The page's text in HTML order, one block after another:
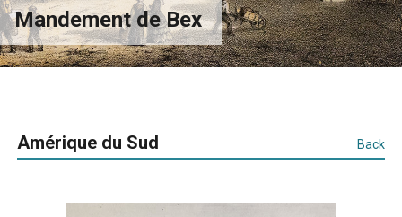
Mandement de Bex
Amérique du Sud Back